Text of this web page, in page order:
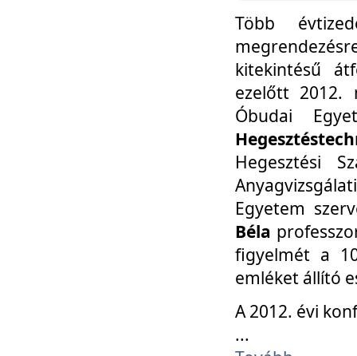
Több
kitekintésű
ezelőtt 2012.
Óbudai
Hegesztési
Egyetem
Béla
figyelmét a
emléket állító
A 2012. évi
...